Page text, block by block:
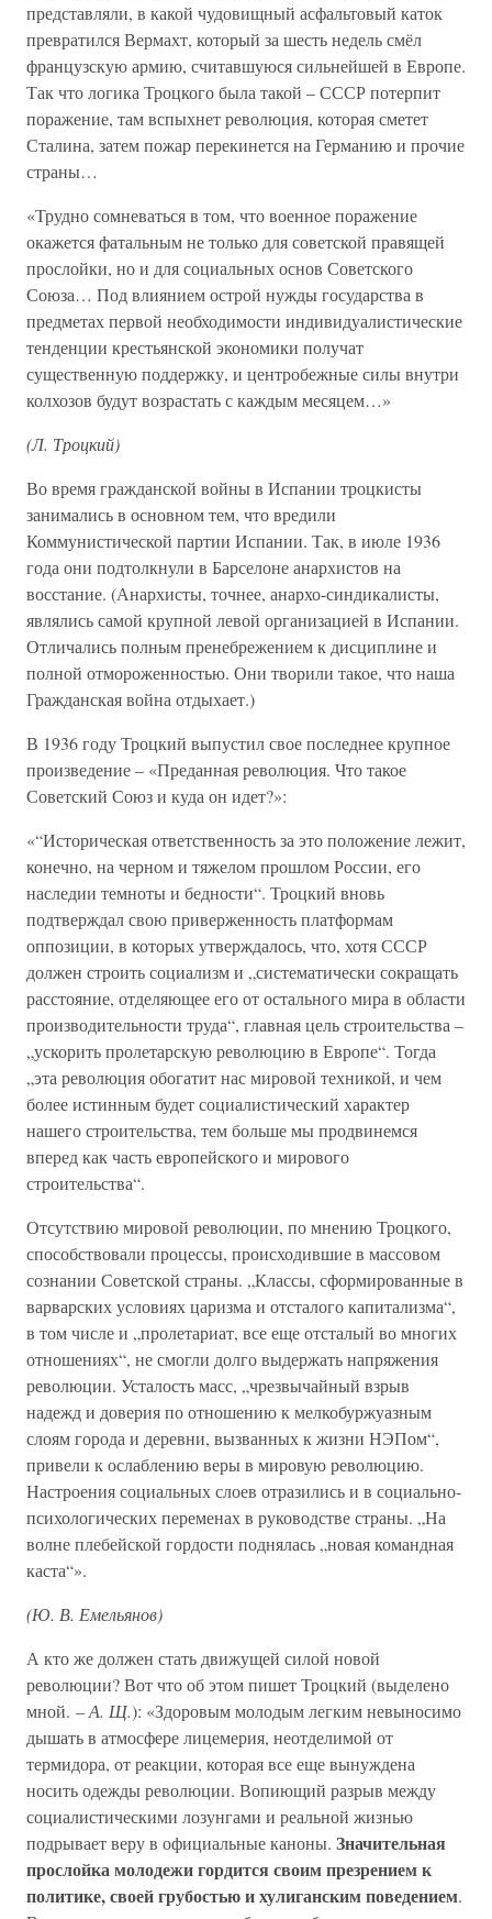
представляли, в какой чудовищный асфальтовый каток
превратился Вермахт, который за шесть недель смёл
французскую армию, считавшуюся сильнейшей в Европе.
Так что логика Троцкого была такой – СССР потерпит
поражение, там вспыхнет революция, которая сметет
Сталина, затем пожар перекинется на Германию и прочие
страны…
«Трудно сомневаться в том, что военное поражение
окажется фатальным не только для советской правящей
прослойки, но и для социальных основ Советского
Союза… Под влиянием острой нужды государства в
предметах первой необходимости индивидуалистические
тенденции крестьянской экономики получат
существенную поддержку, и центробежные силы внутри
колхозов будут возрастать с каждым месяцем…»
(Л. Троцкий)
Во время гражданской войны в Испании троцкисты
занимались в основном тем, что вредили
Коммунистической партии Испании. Так, в июле 1936
года они подтолкнули в Барселоне анархистов на
восстание. (Анархисты, точнее, анархо-синдикалисты,
являлись самой крупной левой организацией в Испании.
Отличались полным пренебрежением к дисциплине и
полной отмороженностью. Они творили такое, что наша
Гражданская война отдыхает.)
В 1936 году Троцкий выпустил свое последнее крупное
произведение – «Преданная революция. Что такое
Советский Союз и куда он идет?»:
«“Историческая ответственность за это положение лежит,
конечно, на черном и тяжелом прошлом России, его
наследии темноты и бедности“. Троцкий вновь
подтверждал свою приверженность платформам
оппозиции, в которых утверждалось, что, хотя СССР
должен строить социализм и „систематически сокращать
расстояние, отделяющее его от остального мира в области
производительности труда“, главная цель строительства –
„ускорить пролетарскую революцию в Европе“. Тогда
„эта революция обогатит нас мировой техникой, и чем
более истинным будет социалистический характер
нашего строительства, тем больше мы продвинемся
вперед как часть европейского и мирового
строительства“.
Отсутствию мировой революции, по мнению Троцкого,
способствовали процессы, происходившие в массовом
сознании Советской страны. „Классы, сформированные в
варварских условиях царизма и отсталого капитализма“,
в том числе и „пролетариат, все еще отсталый во многих
отношениях“, не смогли долго выдержать напряжения
революции. Усталость масс, „чрезвычайный взрыв
надежд и доверия по отношению к мелкобуржуазным
слоям города и деревни, вызванных к жизни НЭПом“,
привели к ослаблению веры в мировую революцию.
Настроения социальных слоев отразились и в социально-
психологических переменах в руководстве страны. „На
волне плебейской гордости поднялась „новая командная
каста“».
(Ю. В. Емельянов)
А кто же должен стать движущей силой новой
революции? Вот что об этом пишет Троцкий (выделено
мной. –А. Щ.): «Здоровым молодым легким невыносимо
дышать в атмосфере лицемерия, неотделимой от
термидора, от реакции, которая все еще вынуждена
носить одежды революции. Вопиющий разрыв между
социалистическими лозунгами и реальной жизнью
подрывает веру в официальные каноны. Значительная
прослойка молодежи гордится своим презрением к
политике, своей грубостью и хулиганским поведением.